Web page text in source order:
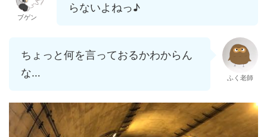
ブゲン
らないよねっ♪
ちょっと何を言っておるかわからん
な…
ふく老師